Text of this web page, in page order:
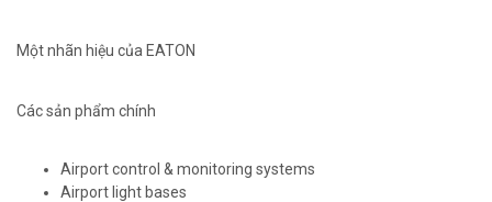
Một nhãn hiệu của EATON
Các sản phẩm chính
Airport control & monitoring systems
Airport light bases